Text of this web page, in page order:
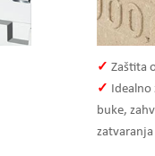
✓ Zaštita
✓
buke,
zatvaranja